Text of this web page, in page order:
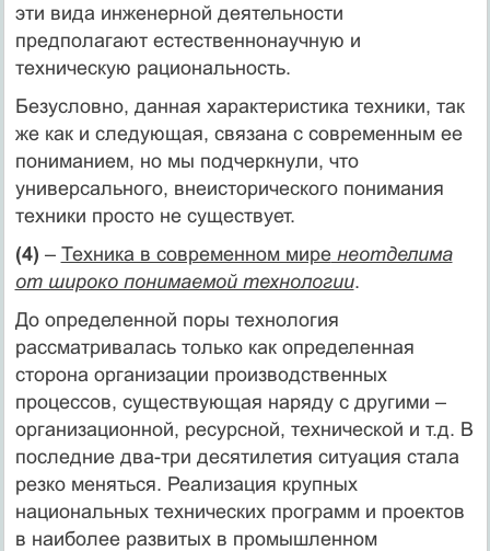
эти вида инженерной деятельности
предполагают естественнонаучную и
техническую рациональность.
Безусловно, данная характеристика техники, так
же как и следующая, связана с современным ее
пониманием, но мы подчеркнули, что
универсального, внеисторического понимания
техники просто не существует.
(4) – Техника в современном миренеотделима
от широко понимаемой технологии.
До определенной поры технология
рассматривалась только как определенная
сторона организации производственных
процессов, существующая наряду с другими –
организационной, ресурсной, технической и т.д. В
последние два-три десятилетия ситуация стала
резко меняться. Реализация крупных
национальных технических программ и проектов
в наиболее развитых в промышленном